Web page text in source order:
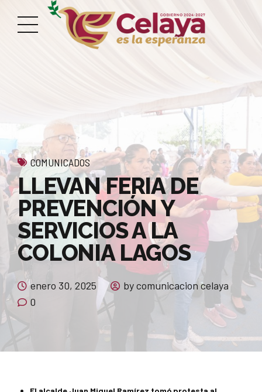
COMUNICADOS
LLEVAN FERIA DE
PREVENCIÓN Y
SERVICIOS A LA
COLONIA LAGOS
enero 30, 2025
by comunicacion celaya
0